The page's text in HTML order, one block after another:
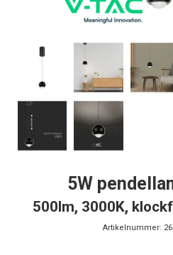
5W
500lm, 3000K,
Artikelnummer: